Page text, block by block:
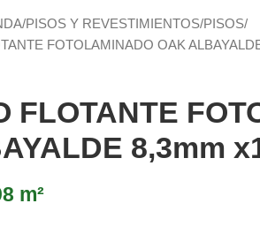
PISOS Y REVESTIMIENTOS PISOS
FOTOLAMINADO OAK
FLOTANTE
8,3mm
m²